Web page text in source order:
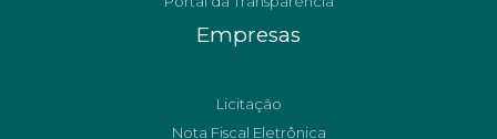
Empresas
Licitação
Nota Fiscal Eletrônica